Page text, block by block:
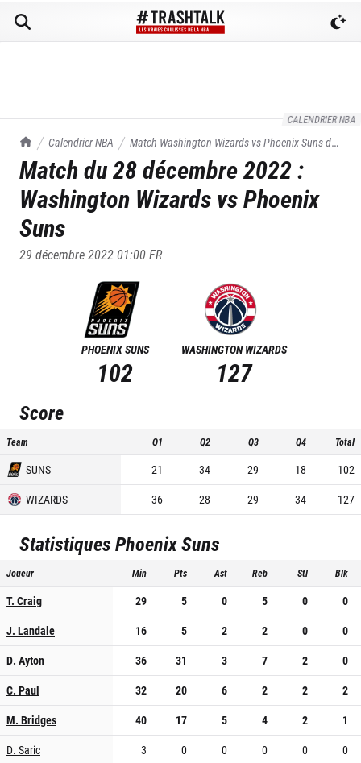
CALENDRIER NBA
TrashTalk Actu NBA
Calendrier NBA Match Washington Wizards vsPhoenix Sunsdu
28/12/2022
Match du28 décembre 2022:
Washington Wizards vsPhoenix
Suns
29 décembre 2022 01:00FR
PHOENIX SUNS
102
WASHINGTON WIZARDS
127
Score
Team Q1 Q2 Q3 Q4 Total
SUNS 21 34 29 18
102
WIZARDS
36 28 29 34 127
StatistiquesPhoenix Suns
Joueur Min Pts Ast Reb Stl Blk
T. Craig 29 5 0 5 0
0
J. Landale
16 5 2 2 0
0
D. Ayton
36 31 3 7 2
0
C. Paul
32 20 6 2 2
2
M. Bridges
40 17 5 4 2
1
D. Saric
3 0 0 0 0
0